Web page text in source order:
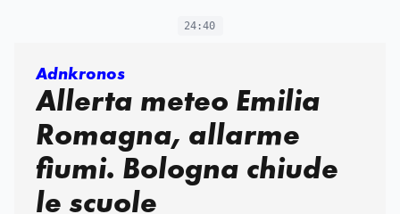
24:40
Adnkronos
Allerta meteo Emilia
Romagna, allarme
fiumi. Bologna chiude
le scuole